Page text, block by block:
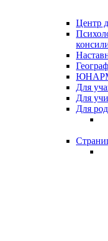
Центр
Для
Для
Для